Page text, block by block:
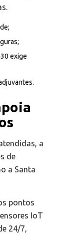
exige
a
de
a Santa
pontos
IoT
24/7,